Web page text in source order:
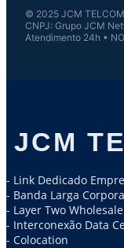
© 2025 JCM TELCOM
CNPJ: Grupo JCM
Atendimento 24h •
JCM
- Link Dedicado
- Banda Larga
- Layer Two
- Interconexão Data
- Colocation